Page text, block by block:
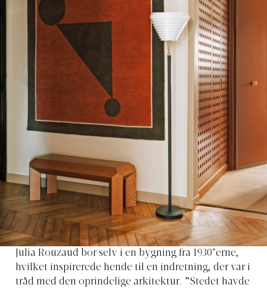
Julia Rouzaud bor selv i en bygning fra 1930’erne,
hvilket inspirerede hende til en indretning, der var i
tråd med den oprindelige arkitektur. ”Stedet havde